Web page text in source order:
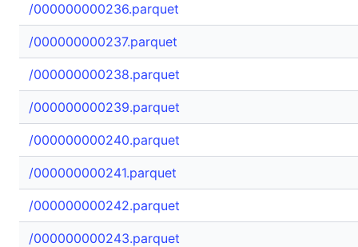
/000000000236.parquet
/000000000237.parquet
/000000000238.parquet
/000000000239.parquet
/000000000240.parquet
/000000000241.parquet
/000000000242.parquet
/000000000243.parquet